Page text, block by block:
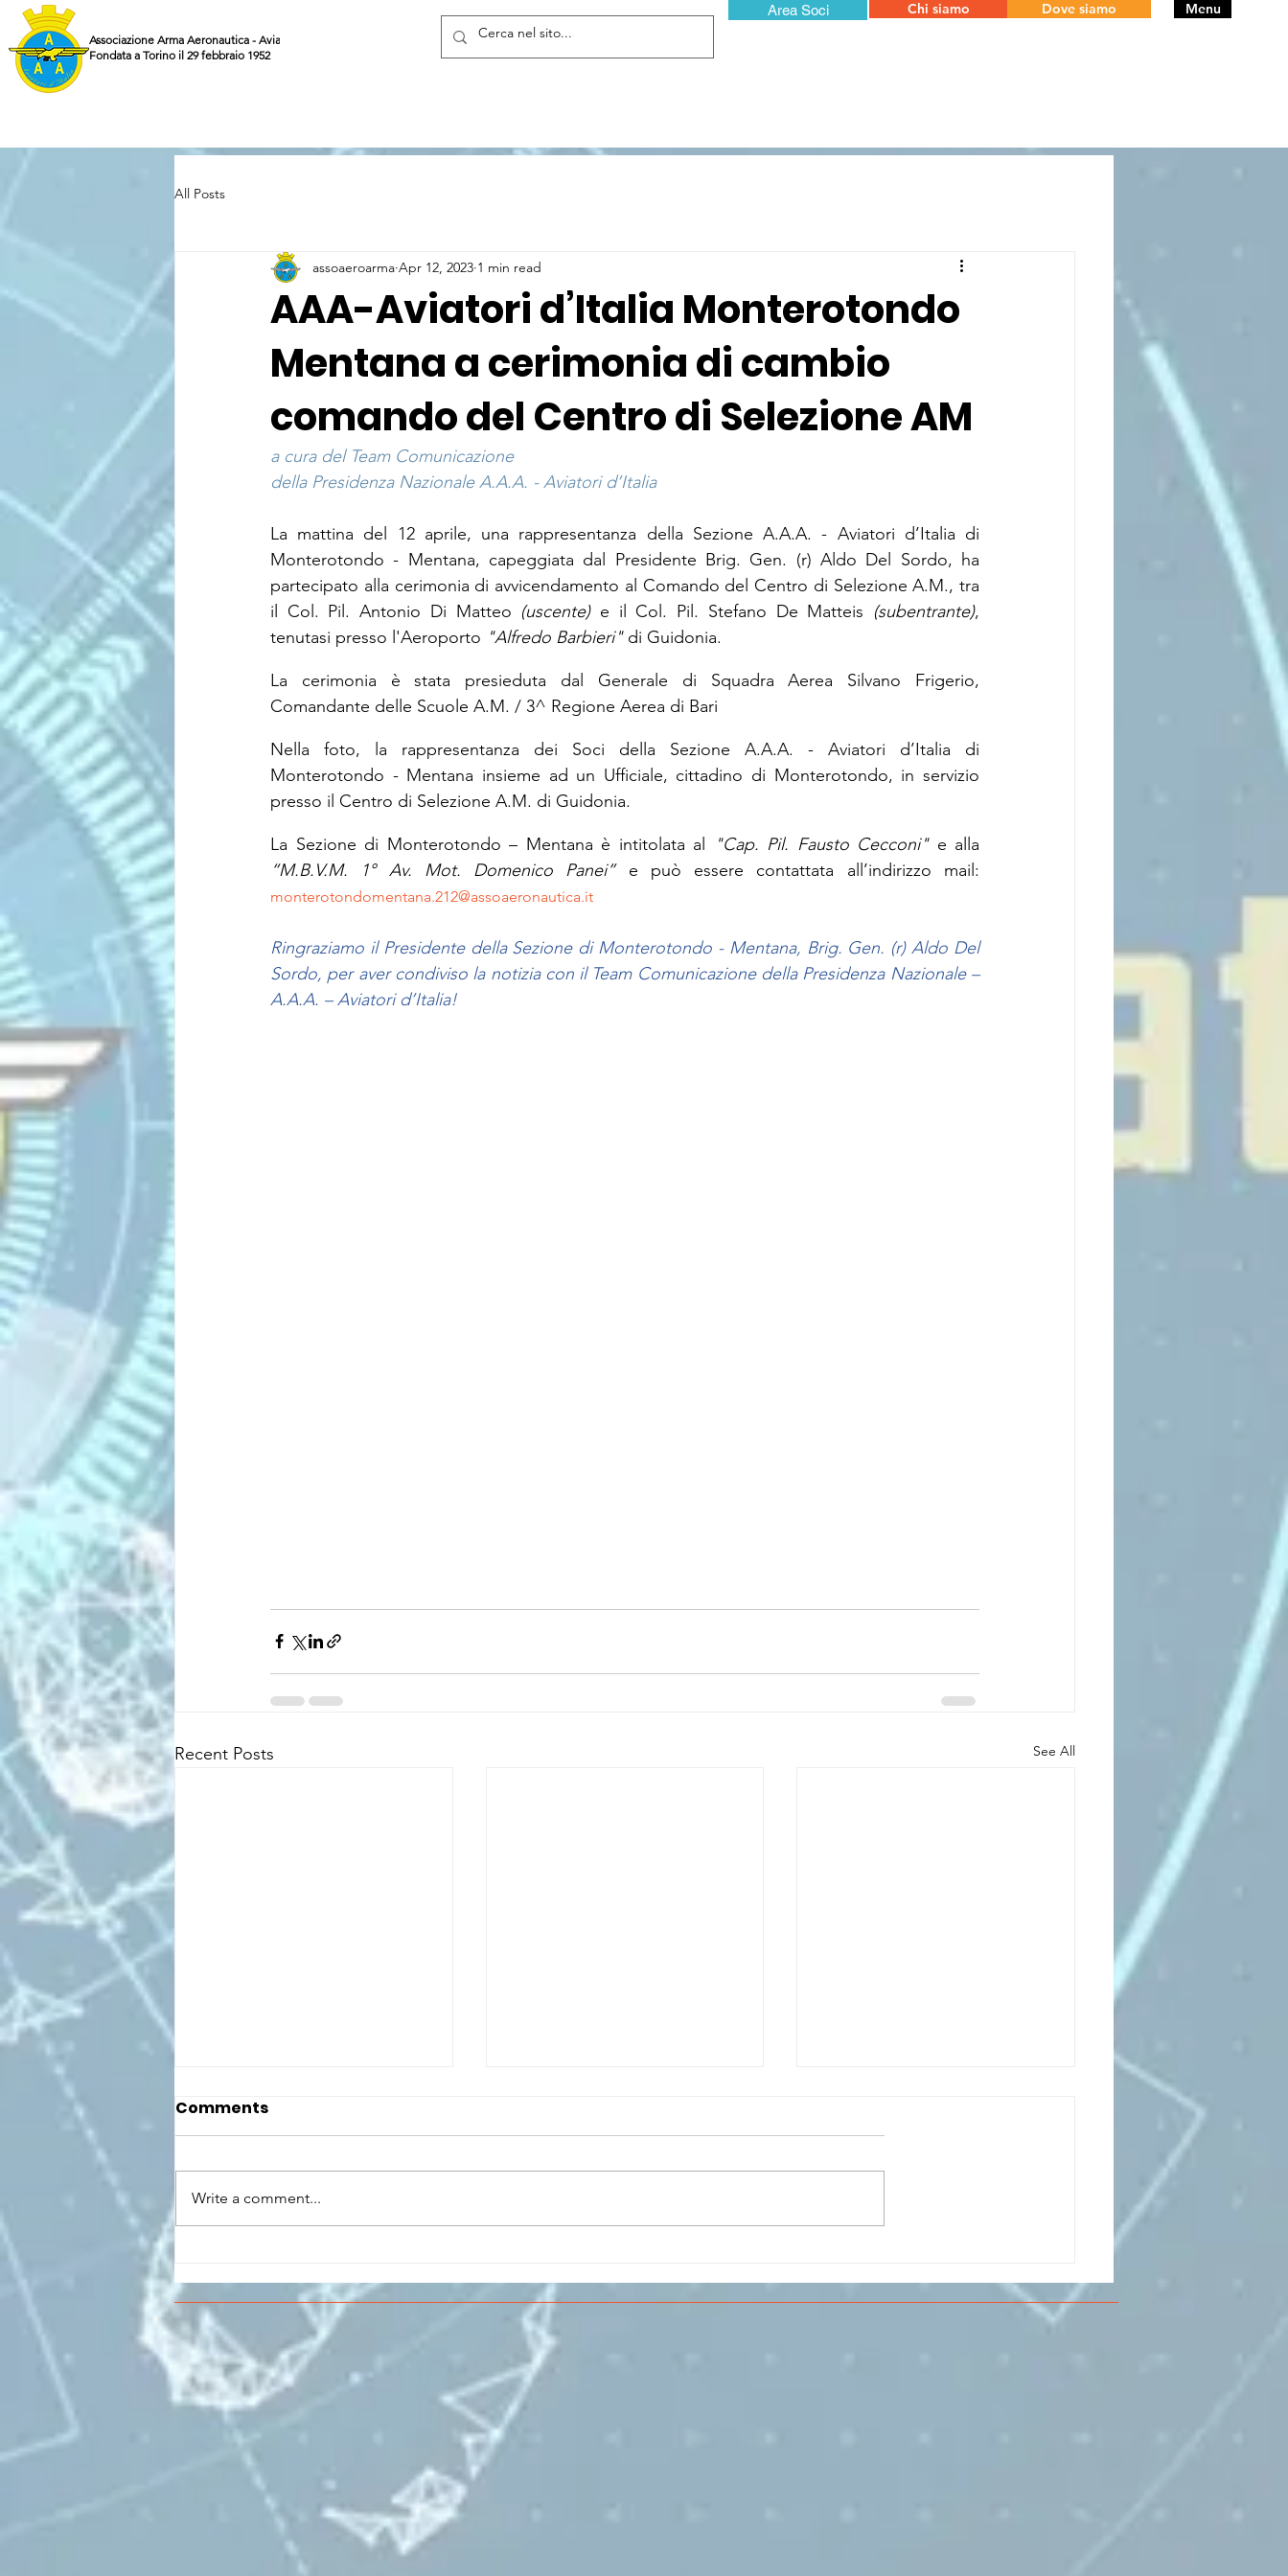
Associazione Arma Aeronautica - Aviatori d'Italia ETS
Fondata a Torino il 29 febbraio 1952
Area Soci Chi siamo Dove siamo Menu
All Posts
AAA-Aviatori d’Italia Monterotondo
Mentana a cerimonia di cambio
comando del Centro di Selezione AM
assoaeroarma Apr 12, 2023 1 min read
a cura del Team Comunicazione
della Presidenza Nazionale A.A.A. - Aviatori d’Italia
La mattina del 12 aprile, una rappresentanza della Sezione A.A.A. - Aviatori d’Italia di
Monterotondo - Mentana, capeggiata dal Presidente Brig. Gen. (r) Aldo Del Sordo, ha
partecipato alla cerimonia di avvicendamento al Comando del Centro di Selezione A.M., tra
il Col. Pil. Antonio Di Matteo (uscente) e il Col. Pil. Stefano De Matteis (subentrante),
tenutasi presso l'Aeroporto "Alfredo Barbieri" di Guidonia.
La cerimonia è stata presieduta dal Generale di Squadra Aerea Silvano Frigerio,
Comandante delle Scuole A.M. / 3^ Regione Aerea di Bari
Nella foto, la rappresentanza dei Soci della Sezione A.A.A. - Aviatori d’Italia di
Monterotondo - Mentana insieme ad un Ufficiale, cittadino di Monterotondo, in servizio
presso il Centro di Selezione A.M. di Guidonia.
La Sezione di Monterotondo – Mentana è intitolata al "Cap. Pil. Fausto Cecconi"
“M.B.V.M. 1° Av. Mot. Domenico Panei”
monterotondomentana.212@assoaeronautica.it
Ringraziamo il Presidente della Sezione di Monterotondo - Mentana, Brig. Gen. (r) Aldo Del
Sordo, per aver condiviso la notizia con il Team Comunicazione della Presidenza Nazionale –
A.A.A. – Aviatori d’Italia!
Recent Posts See All
PERCORSO DI
FORMAZIONE SCUOLA
LAVORO DEGLI STUDENTI
DEL “DE PINEDO-
COLONNA”
superiori per il concorso
sull'Aerospazio
PARLARE DI
SPERIMENTAZIONE DI
Comments
Write a comment...